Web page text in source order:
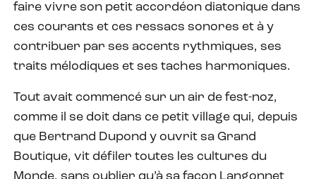
faire vivre son petit accordéon diatonique dans
ces courants et ces ressacs sonores et à y
contribuer par ses accents rythmiques, ses
traits mélodiques et ses taches harmoniques.
Tout avait commencé sur un air de fest-noz,
comme il se doit dans ce petit village qui, depuis
que Bertrand Dupond y ouvrit sa Grand
Boutique, vit défiler toutes les cultures du